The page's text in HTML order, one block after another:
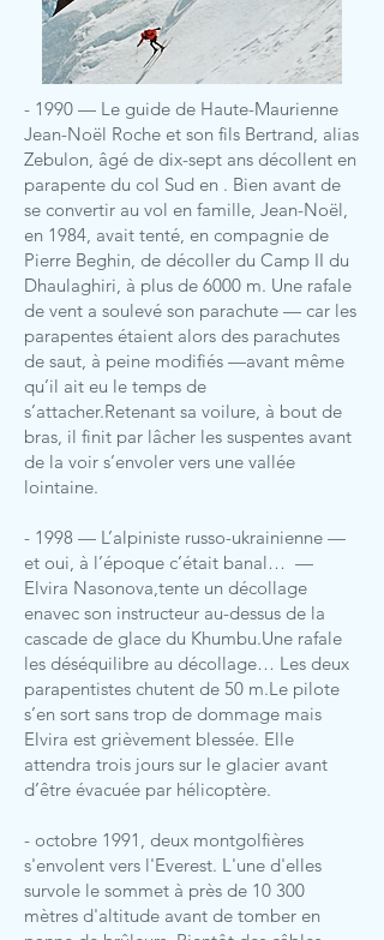
- 1990 — Le guide de Haute-Maurienne
Jean-Noël Roche et son fils Bertrand, alias
Zebulon, âgé de dix-sept ans décollent en
parapente du col Sud en . Bien avant de
se convertir au vol en famille, Jean-Noël,
en 1984, avait tenté, en compagnie de
Pierre Beghin, de décoller du Camp II du
Dhaulaghiri, à plus de 6000 m. Une rafale
de vent a soulevé son parachute — car les
parapentes étaient alors des parachutes
de saut, à peine modifiés —avant même
qu’il ait eu le temps de
s’attacher.Retenant sa voilure, à bout de
bras, il finit par lâcher les suspentes avant
de la voir s’envoler vers une vallée
lointaine.
- 1998 — L’alpiniste russo-ukrainienne —
et oui, à l’époque c’était banal… —
Elvira Nasonova,tente un décollage
enavec son instructeur au-dessus de la
cascade de glace du Khumbu.Une rafale
les déséquilibre au décollage… Les deux
parapentistes chutent de 50 m.Le pilote
s’en sort sans trop de dommage mais
Elvira est grièvement blessée. Elle
attendra trois jours sur le glacier avant
d’être évacuée par hélicoptère.
- octobre 1991 , deux montgolfières
s'envolent vers l'Everest. L'une d'elles
survole le sommet à près de 10 300
mètres d'altitude avant de tomber en